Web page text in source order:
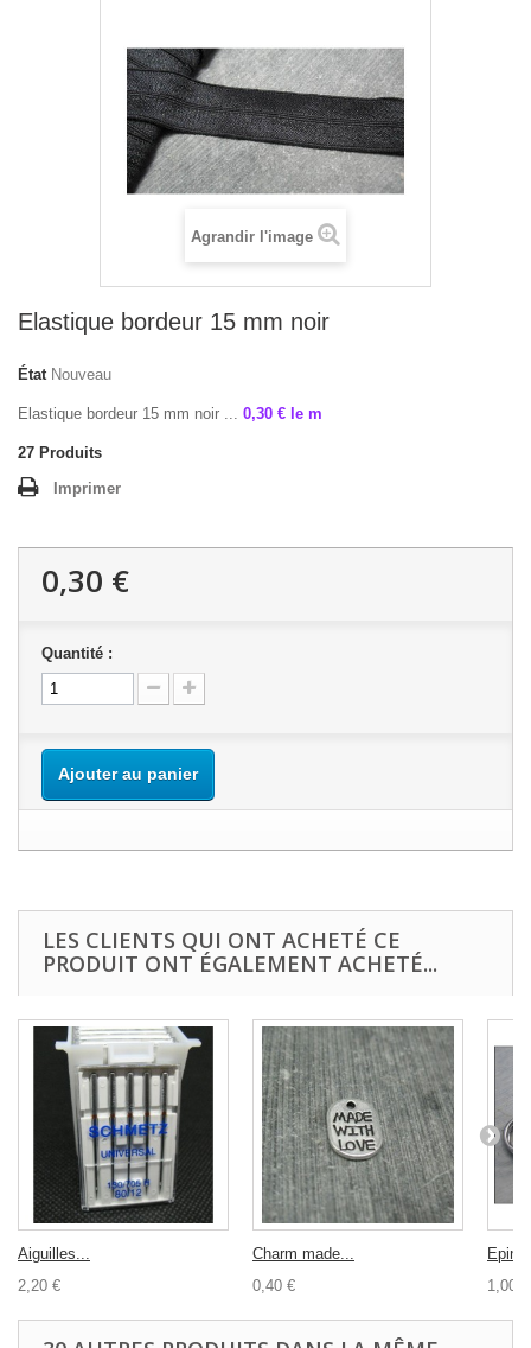
Agrandir l'image
Elastique bordeur 15 mm noir
État Nouveau
Elastique bordeur 15 mm noir ... 0,30 € le m
27 Produits
Imprimer
0,30 €
Quantité :
Ajouter au panier
LES CLIENTS QUI ONT ACHETÉ CE
PRODUIT ONT ÉGALEMENT ACHETÉ...
Aiguilles...
2,20 €
Charm made...
0,40 €
1,00 €